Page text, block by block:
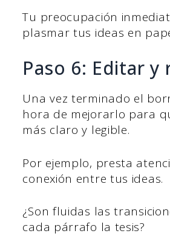
Tu preocupación
plasmar tus ideas en
Paso 6: Editar y
Una vez terminado el
hora de mejorarlo para
más claro y legible.
Por ejemplo, presta
conexión entre tus ideas.
¿Son fluidas las
cada párrafo la tesis?